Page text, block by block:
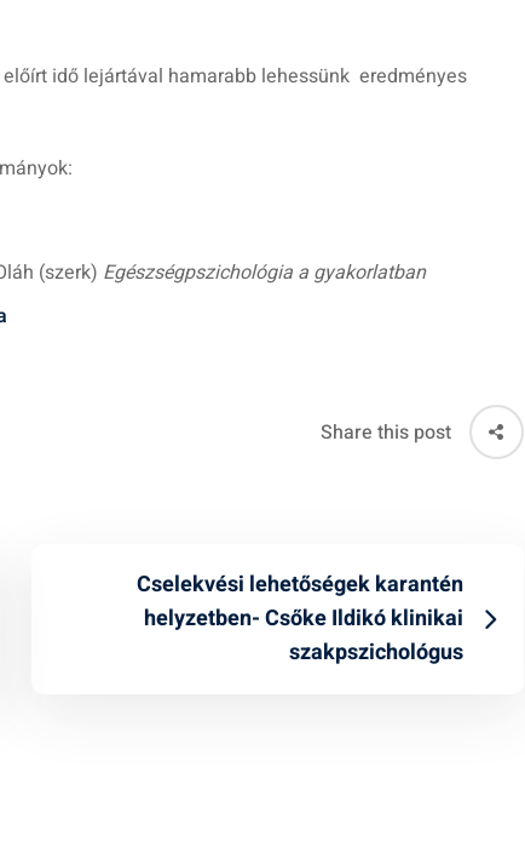
idő lejártával hamarabb lehessünk eredményes
(szerk) Egészségpszichológia a gyakorlatban
Share this post
Cselekvési lehetőségek karantén
helyzetben- Csőke Ildikó klinikai
szakpszichológus